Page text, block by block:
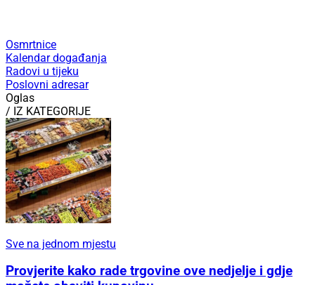
Osmrtnice
Kalendar događanja
Radovi u tijeku
Poslovni adresar
Oglas
/ IZ KATEGORIJE
Sve na jednom mjestu
Provjerite kako rade trgovine ove nedjelje i gdje